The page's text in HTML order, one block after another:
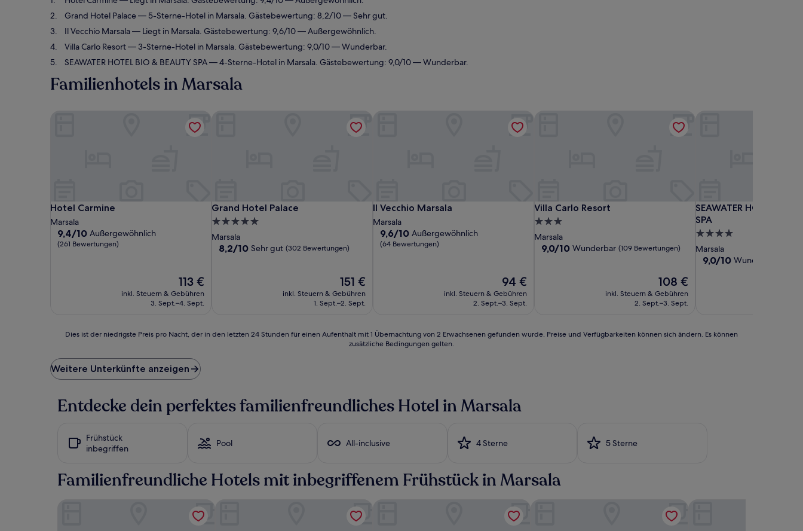
Grand Hotel Palace— 5-Sterne-Hotel in Marsala. Gästebewertung: 8,2/10 — Sehr gut.
Il Vecchio Marsala— Liegt in Marsala. Gästebewertung: 9,6/10 — Außergewöhnlich.
Villa Carlo Resort— 3-Sterne-Hotel in Marsala. Gästebewertung: 9,0/10 — Wunderbar.
SEAWATER HOTEL BIO & BEAUTY SPA— 4-Sterne-Hotel in Marsala. Gästebewertung: 9,0/10 — Wunderbar.
Familienhotels in Marsala
Hotel Carmine
Hotel Carmine
Marsala
9.4
von
9,4/10 Außergewöhnlich
(261 Bewertungen)
Der
Preis
beträgt
113 €
inkl. Steuern & Gebühren
3. Sept.–4. Sept.
Grand Hotel Palace
Grand Hotel Palace
5.0-
Sterne-
Unterkunft
Marsala
8.2
8,2/10 Sehr gut (302 Bewertungen)
Der
Preis
beträgt
151 €
inkl. Steuern & Gebühren
1. Sept.–2. Sept.
Il Vecchio Marsala
Il Vecchio Marsala
Marsala
9.6
von
9,6/10 Außergewöhnlich
(64 Bewertungen)
Der
Preis
beträgt
94 €
inkl. Steuern & Gebühren
2. Sept.–3. Sept.
Villa Carlo Resort
Villa Carlo Resort
3.0-
Sterne-
Unterkunft
Marsala
9.0
9,0/10 Wunderbar (109 Bewertungen)
Der
Preis
beträgt
108 €
inkl. Steuern & Gebühren
2. Sept.–3. Sept.
SEAWATER HOTEL BIO
SPA
SEAWATER HOTEL BIO
4.0-
Sterne-
Unterkunft
Marsala
9.0
9,0/10 Wunderbar
der
niedrigste
Preis
Nacht,
der
letzten
24 Stunden
einen
Aufenthalt
Dies ist der niedrigste Preis pro Nacht, der in den letzten 24 Stunden für einen Aufenthalt mit 1 Übernachtung von 2 Erwachsenen gefunden wurde. Preise und Verfügbarkeiten können sich ändern. Es können
zusätzliche Bedingungen gelten.
Weitere Unterkünfte anzeigen
Entdecke dein perfektes familienfreundliches Hotel in Marsala
Frühstück
inbegriffen
Pool All-inclusive 4 Sterne 5 Sterne
Familienfreundliche Hotels mit inbegriffenem Frühstück in Marsala
SEAWATER HOTEL BIO & BEAUTY SPA